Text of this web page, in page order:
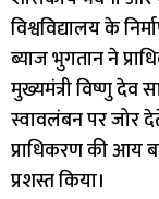
विश्वविद्यालय के
ब्याज भुगतान ने
मुख्यमंत्री विष्णु देव
स्वावलंबन पर जोर
प्राधिकरण की आय
प्रशस्त किया।